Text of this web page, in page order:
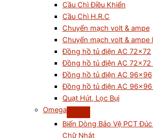
Cầu Chì Điều Khiển
Cầu Chì H.R.C
Chuyển mạch volt & ampe
Chuyển mạch volt & ampe
Đồng hồ tủ điện AC 72×72
Đồng hồ tủ điện AC 72×72
Đồng hồ tủ điện AC 96×96
Đồng hồ tủ điện AC 96×96
Quạt Hút, Lọc Bụi
Omega
Biến Dòng Bảo Vệ PCT
Chữ Nhật